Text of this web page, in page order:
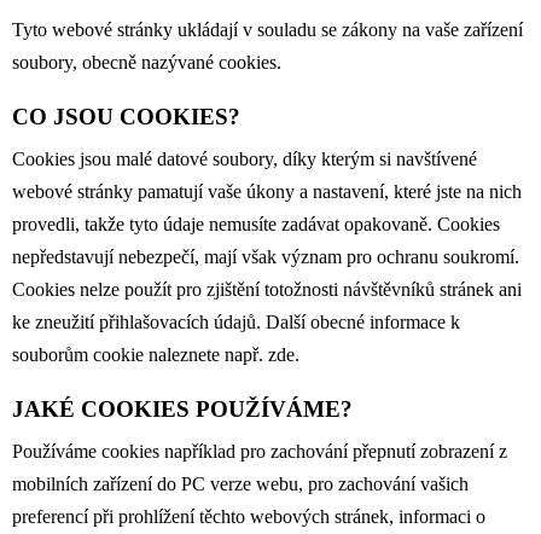
Tyto webové stránky ukládají v souladu se zákony na vaše zařízení
soubory, obecně nazývané cookies.
CO JSOU COOKIES?
Cookies jsou malé datové soubory, díky kterým si navštívené
webové stránky pamatují vaše úkony a nastavení, které jste na nich
provedli, takže tyto údaje nemusíte zadávat opakovaně. Cookies
nepředstavují nebezpečí, mají však význam pro ochranu soukromí.
Cookies nelze použít pro zjištění totožnosti návštěvníků stránek ani
ke zneužití přihlašovacích údajů. Další obecné informace k
souborům cookie naleznete např. zde.
JAKÉ COOKIES POUŽÍVÁME?
Používáme cookies například pro zachování přepnutí zobrazení z
mobilních zařízení do PC verze webu, pro zachování vašich
preferencí při prohlížení těchto webových stránek, informaci o